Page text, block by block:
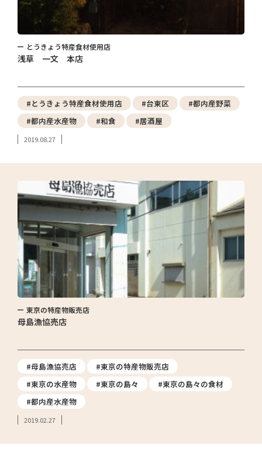
とうきょう特産食材使用店
浅草 一文 本店
#とうきょう特産食材使用店 #台東区
#都内産野菜
#都内産水産物
#和食 #居酒屋
2019.08.27
東京の特産物販売店
母島漁協売店
#母島漁協売店
#東京の特産物販売店
#東京の水産物
#東京の島々
#東京の島々の食材
#都内産水産物
2019.02.27